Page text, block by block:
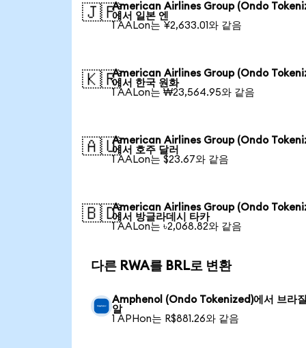
🇯🇵American Airlines Group (Ondo
에서 일본 엔
1 AALon는 ¥2,633.01와 같음
🇰🇷American Airlines Group (Ondo
에서 한국 원화
1 AALon는 ₩23,564.95와 같음
🇦🇺American Airlines Group (Ondo
에서 호주 달러
1 AALon는 $23.67와 같음
🇧🇩American Airlines Group (Ondo
에서 방글라데시 타카
1 AALon는 ৳2,068.82와 같음
다른 RWA를 BRL로 변환
Amphenol (Ondo Tokenized)에서 브라
알
1 APHon는 R$881.26와 같음